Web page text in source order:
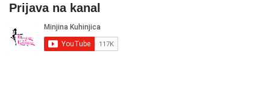
Prijava na kanal